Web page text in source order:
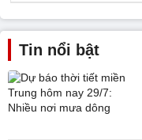
Tin nổi bật